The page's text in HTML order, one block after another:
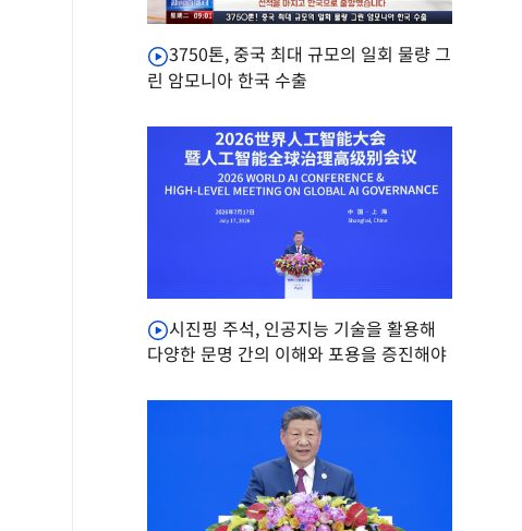
3750톤, 중국 최대 규모의 일회 물량 그
린 암모니아 한국 수출
시진핑 주석, 인공지능 기술을 활용해
다양한 문명 간의 이해와 포용을 증진해야